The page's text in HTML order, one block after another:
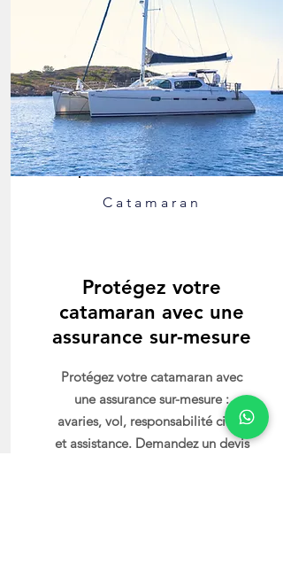
Catamaran
Protégez votre
catamaran avec une
assurance sur-mesure
Protégez votre catamaran avec
une assurance sur-mesure :
avaries, vol, responsabilité civile
et assistance. Demandez un devis